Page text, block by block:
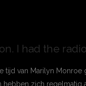
I had the
tijd van Marilyn Monroe
hebben zich regelmatig